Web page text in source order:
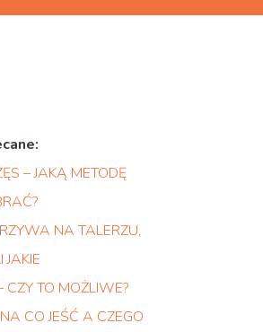
– JAKĄ METODĘ
NA TALERZU,
JAKIE
CZY TO MOŻLIWE?
CO JEŚĆ A CZEGO